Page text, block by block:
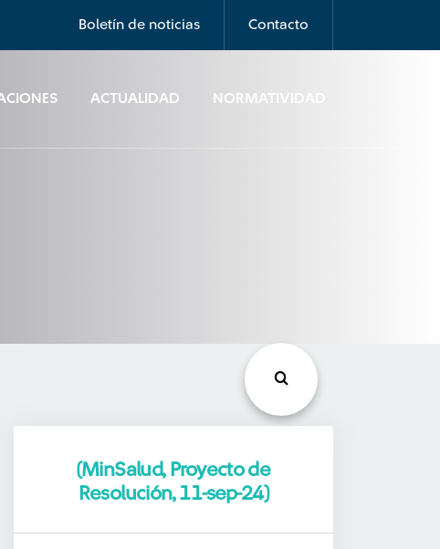
Boletín de noticias Contacto
ACTUALIDAD NORMATIVIDAD
(MinSalud, Proyecto de
Resolución, 11-sep-24)